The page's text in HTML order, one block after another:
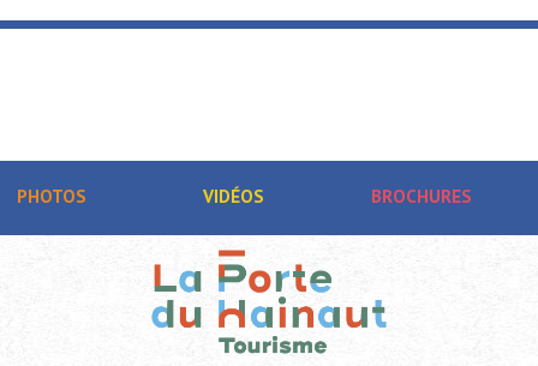
PHOTOS VIDÉOS BROCHURES